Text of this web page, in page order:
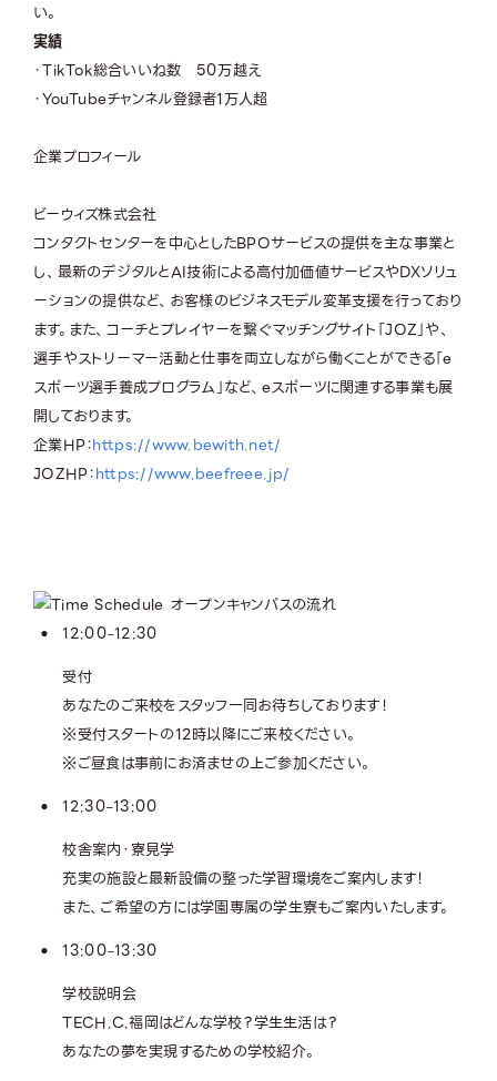
い。
実績
・TikTok総合いいね数 50万越え
・YouTubeチャンネル登録者1万人超
企業プロフィール
ビーウィズ株式会社
コンタクトセンターを中心としたBPOサービスの提供を主な事業と
し、最新のデジタルとAI技術による高付加価値サービスやDXソリュ
ーションの提供など、お客様のビジネスモデル変革支援を行っており
ます。また、コーチとプレイヤーを繋ぐマッチングサイト「JOZ」や、
選手やストリーマー活動と仕事を両立しながら働くことができる「e
スポーツ選手養成プログラム」など、eスポーツに関連する事業も展
開しております。
企業HP：https://www.bewith.net/
JOZHP：https://www.beefreee.jp/
12:00–12:30
受付
あなたのご来校をスタッフ一同お待ちしております！
※受付スタートの12時以降にご来校ください。
※ご昼食は事前にお済ませの上ご参加ください。
12:30–13:00
校舎案内・寮見学
充実の施設と最新設備の整った学習環境をご案内します！
また、ご希望の方には学園専属の学生寮もご案内いたします。
13:00–13:30
学校説明会
TECH.C.福岡はどんな学校？学生生活は？
あなたの夢を実現するための学校紹介。